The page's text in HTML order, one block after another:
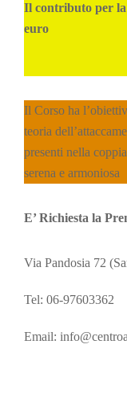
Il contributo per la
euro
Il Corso ha
teoria
presenti nella
serena e armoniosa
E’ Richiesta la
Via Pandosia 72
Tel: 06-97603362
Email: